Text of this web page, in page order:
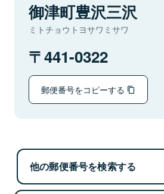
御津町豊沢三沢
ミトチョウトヨサワミサワ
441-0322
郵便番号をコピーする
他の郵便番号を検索する